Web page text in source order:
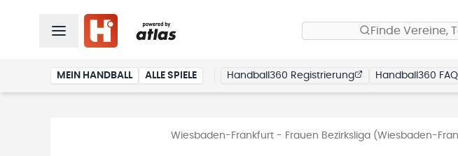
Finde Vereine,
MEIN HANDBALL ALLE SPIELE Handball360 Registrierung Handball360 FAQ
Wiesbaden-Frankfurt - Frauen Bezirksliga (Wiesbaden-